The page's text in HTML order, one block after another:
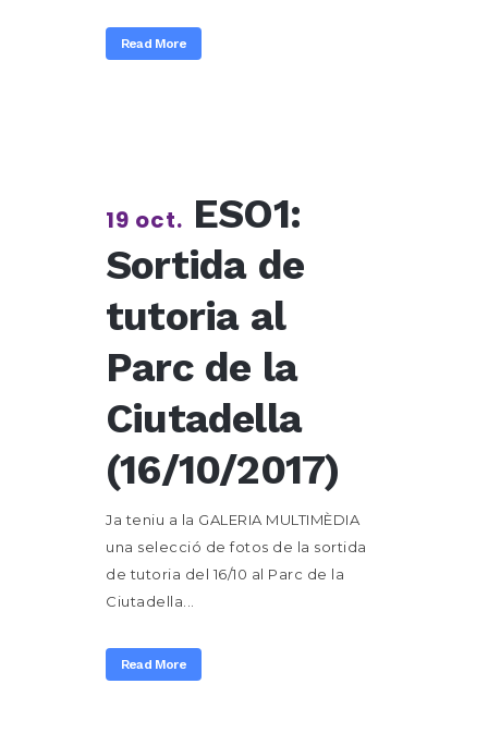
Read More
19 oct. ESO1:
Sortida de
tutoria al
Parc de la
Ciutadella
(16/10/2017)
Ja teniu a la GALERIA MULTIMÈDIA
una selecció de fotos de la sortida
de tutoria del 16/10 al Parc de la
Ciutadella...
Read More